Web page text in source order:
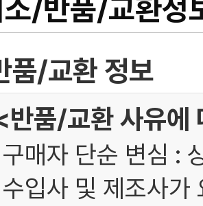
/반품/교환정
품/교환 정보
반품/교환 사유에
구매자 단순 변심 :
수입사 및 제조사가